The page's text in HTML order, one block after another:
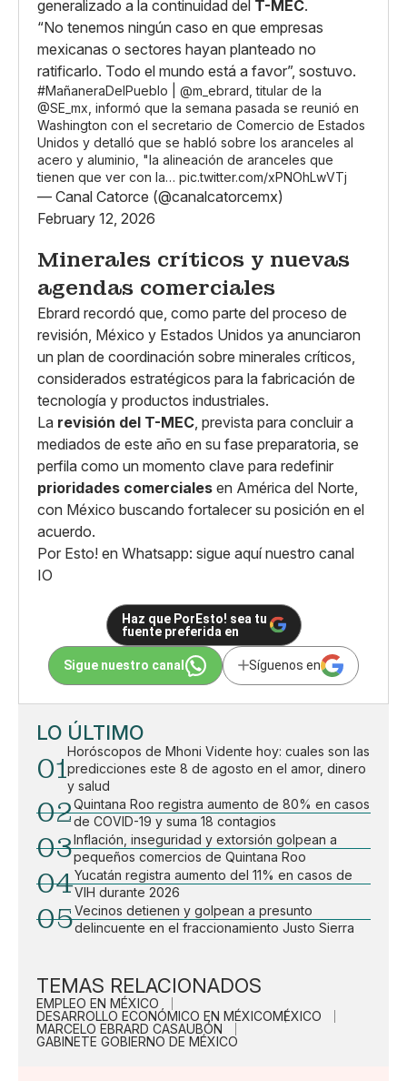
generalizado a la continuidad del T-MEC.
“No tenemos ningún caso en que empresas
mexicanas o sectores hayan planteado no
ratificarlo. Todo el mundo está a favor”, sostuvo.
#MañaneraDelPueblo @m_ebrard , titular de la
@SE_mx , informó que la semana pasada se reunió en
Washington con el secretario de Comercio de Estados
Unidos y detalló que se habló sobre los aranceles al
acero y aluminio, "la alineación de aranceles que
tienen que ver con la… pic.twitter.com/xPNOhLwVTj
— Canal Catorce (@canalcatorcemx)
February 12, 2026
Minerales críticos y nuevas
agendas comerciales
Ebrard recordó que, como parte del proceso de
revisión, México y Estados Unidos ya anunciaron
un plan de coordinación sobre minerales críticos,
considerados estratégicos para la fabricación de
tecnología y productos industriales.
La revisión del T-MEC , prevista para concluir a
mediados de este año en su fase preparatoria, se
perfila como un momento clave para redefinir
prioridades comerciales en América del Norte,
con México buscando fortalecer su posición en el
acuerdo.
Por Esto! en Whatsapp: sigue aquí nuestro canal
IO
Haz que PorEsto! sea tu
fuente preferida en
Sigue nuestro canal Síguenos en
LO ÚLTIMO
01
Horóscopos de Mhoni Vidente hoy: cuales son las
predicciones este 8 de agosto en el amor, dinero
y salud
02Quintana Roo registra aumento de 80% en casos
de COVID-19 y suma 18 contagios
03Inflación, inseguridad y extorsión golpean a
pequeños comercios de Quintana Roo
04Yucatán registra aumento del 11% en casos de
VIH durante 2026
05Vecinos detienen y golpean a presunto
delincuente en el fraccionamiento Justo Sierra
TEMAS RELACIONADOS
EMPLEO EN MÉXICO
DESARROLLO ECONÓMICO EN MÉXICOMÉXICO
MARCELO EBRARD CASAUBÓN
GABINETE GOBIERNO DE MÉXICO